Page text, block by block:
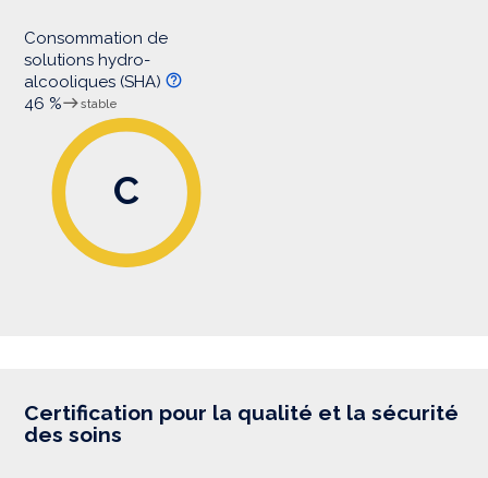
Consommation de
solutions hydro-
alcooliques (SHA)
46 %
stable
C
Certification pour la qualité et la sécurité
des soins